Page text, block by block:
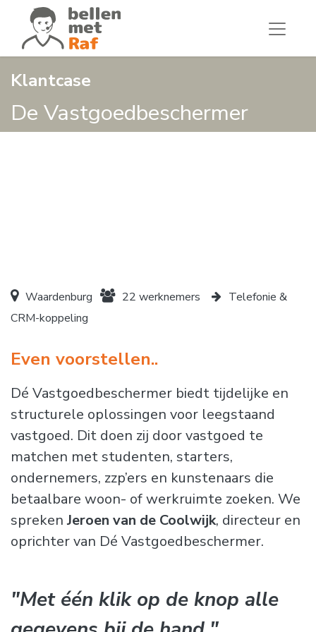
Klantcase
De Vastgoedbeschermer
Waardenburg 22 werknemers
Telefonie &
CRM-koppeling
Even voorstellen..
Dé Vastgoedbeschermer biedt tijdelijke en
structurele oplossingen voor leegstaand
vastgoed. Dit doen zij door vastgoed te
matchen met studenten, starters,
ondernemers, zzp’ers en kunstenaars die
betaalbare woon- of werkruimte zoeken. We
sprekenJeroen van de Coolwijk, directeur en
oprichter van Dé Vastgoedbeschermer.
"Met één klik op de knop alle